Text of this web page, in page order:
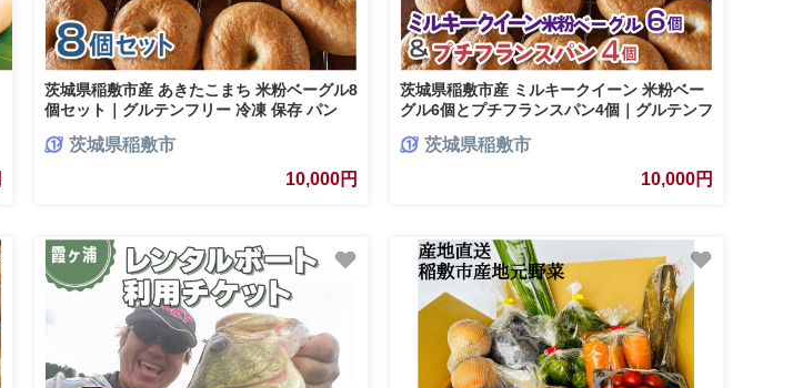
茨城県稲敷市産 あきたこまち 米粉ベーグル8
個セット｜グルテンフリー 冷凍 保存 パン
茨城県稲敷市
10,000円
茨城県稲敷市産 ミルキークイーン 米粉ベー
グル6個とプチフランスパン4個｜グルテンフ
茨城県稲敷市
10,000円